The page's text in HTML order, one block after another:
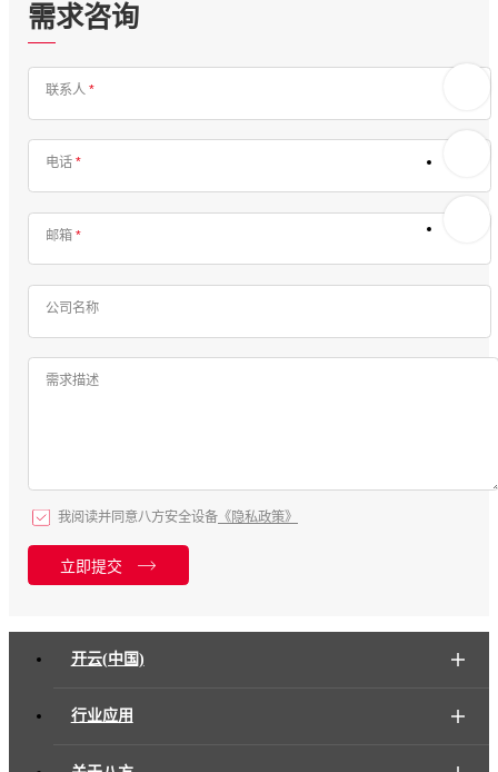
需求咨询
联系人 *
电话 *
邮箱 *
公司名称
需求描述
我阅读并同意八方安全设备 《隐私政策》
立即提交
开云(中国)
行业应用